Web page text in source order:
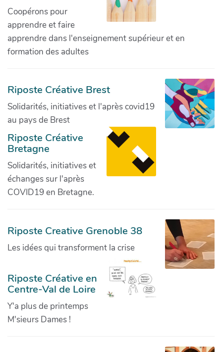
Coopérons pour
apprendre et faire
apprendre dans l'enseignement supérieur et en
formation des adultes
Riposte Créative Brest
Solidarités, initiatives et l'après covid19
au pays de Brest
Riposte Créative
Bretagne
Solidarités, initiatives et
échanges sur l'après
COVID19 en Bretagne.
Riposte Creative Grenoble 38
Les idées qui transforment la crise
Riposte Créative en
Centre-Val de Loire
Y'a plus de printemps
M'sieurs Dames !